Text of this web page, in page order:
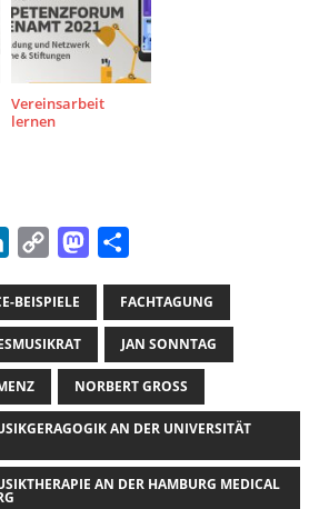
Vereinsarbeit
lernen
n
k
e
d
I
n
p
y
L
n
k
M
o
d
o
n
i
l
e
n
BEISPIELE FACHTAGUNG
JAN SONNTAG
NORBERT GROSS
AN DER UNIVERSITÄT
AN DER HAMBURG MEDICAL